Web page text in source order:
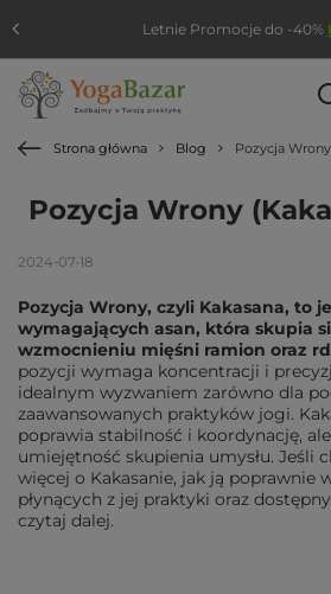
Strona główna Blog Pozycja
Pozycja Wrony
2024-07-18
Pozycja Wrony, czyli Kakasana, to
wymagających asan, która skupia
wzmocnieniu mięśni ramion oraz
pozycji wymaga koncentracji i
idealnym wyzwaniem zarówno dla
zaawansowanych praktyków jogi.
poprawia stabilność i koordynację,
umiejętność skupienia umysłu. Jeśli
więcej o Kakasanie, jak ją poprawnie
płynących z jej praktyki oraz
czytaj dalej.
Letnie Promocje do -40%